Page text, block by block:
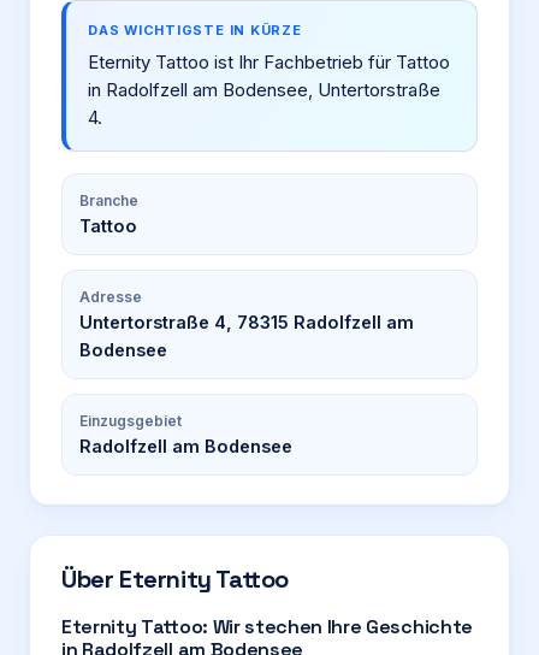
DAS WICHTIGSTE IN KÜRZE
Eternity Tattoo ist Ihr Fachbetrieb für Tattoo
in Radolfzell am Bodensee, Untertorstraße
4.
Branche
Tattoo
Adresse
Untertorstraße 4, 78315 Radolfzell am
Bodensee
Einzugsgebiet
Radolfzell am Bodensee
Über Eternity Tattoo
Eternity Tattoo: Wir stechen Ihre Geschichte
in Radolfzell am Bodensee